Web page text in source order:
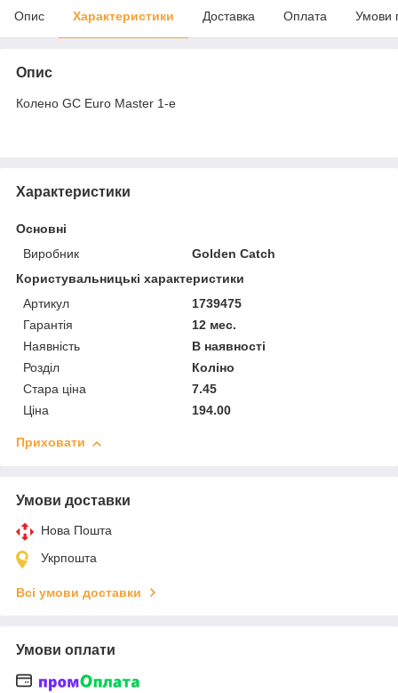
Опис Характеристики Доставка Оплата Умови
Опис
Колено GC Euro Master 1-е
Характеристики
Основні
Виробник
Golden Catch
Користувальницькі характеристики
Артикул
1739475
Гарантія
12 мес.
Наявність
В наявності
Розділ
Коліно
Стара ціна
7.45
Ціна
194.00
Приховати
Умови доставки
Нова Пошта
Укрпошта
Всі умови доставки
Умови оплати